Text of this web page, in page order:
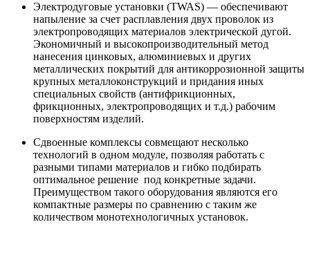
Электродуговые установки (TWAS) — обеспечивают
напыление за счет расплавления двух проволок из
электропроводящих материалов электрической дугой.
Экономичный и высокопроизводительный метод
нанесения цинковых, алюминиевых и других
металлических покрытий для антикоррозионной защиты
крупных металлоконструкций и придания иных
специальных свойств (антифрикционных,
фрикционных, электропроводящих и т.д.) рабочим
поверхностям изделий.
Сдвоенные комплексы совмещают несколько
технологий в одном модуле, позволяя работать с
разными типами материалов и гибко подбирать
оптимальное решение под конкретные задачи.
Преимуществом такого оборудования являются его
компактные размеры по сравнению с таким же
количеством монотехнологичных установок.